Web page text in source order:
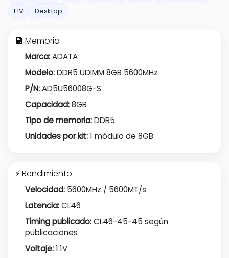
1.1V
Desktop
💾 Memoria
Marca:ADATA
Modelo:DDR5 UDIMM 8GB 5600MHz
P/N:AD5U56008G-S
Capacidad:8GB
Tipo de memoria:DDR5
Unidades por kit:1 módulo de 8GB
⚡ Rendimiento
Velocidad:5600MHz / 5600MT/s
Latencia:CL46
Timing publicado:CL46-45-45 según
publicaciones
Voltaje:1.1V